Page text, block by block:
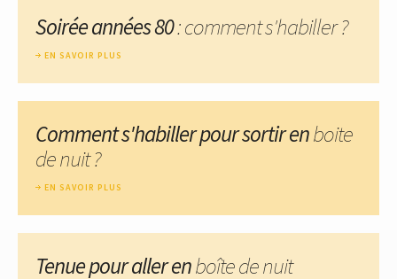
Soirée années 80: comment s'habiller ?
EN SAVOIR PLUS
Comment s'habiller pour sortir enboite
de nuit ?
EN SAVOIR PLUS
Tenue pour aller enboîte de nuit